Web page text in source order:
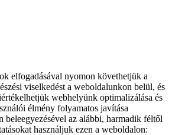
elfogadásával nyomon követhetjük a
viselkedést a weboldalunkon belül, és
webhelyünk optimalizálása és
élmény folyamatos javítása
beleegyezésével az alábbi, harmadik féltől
használjuk ezen a weboldalon: